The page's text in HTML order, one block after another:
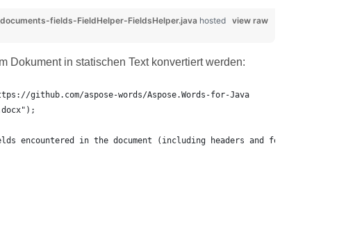
view raw
fields-FieldHelper-FieldsHelper.java hosted
Dokument in statischen Text konvertiert werden:
github.com/aspose-words/Aspose.Words-for-Java
encountered in the document (including headers and footers) to